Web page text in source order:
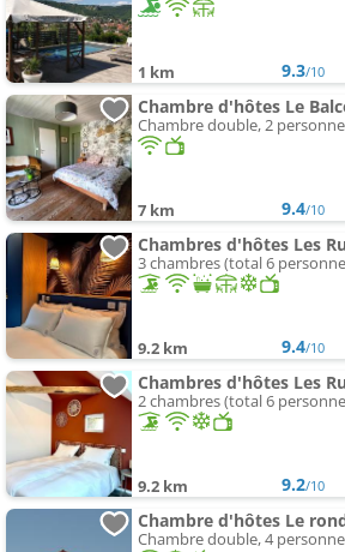
1 km 9.3/10
Chambre d'hôtes Le
Chambre double, 2
7 km 9.4/10
Chambres d'hôtes Les
3 chambres (total 6
9.2 km 9.4/10
Chambres d'hôtes Les
2 chambres (total 6
9.2 km 9.2/10
Chambre d'hôtes Le
Chambre double, 4